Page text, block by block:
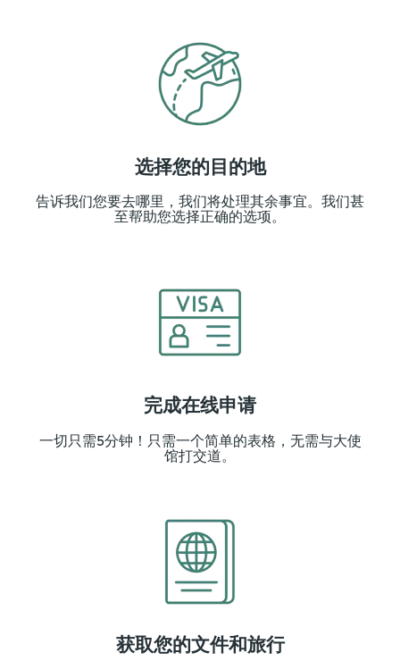
选择您的目的地
告诉我们您要去哪里，我们将处理其余事宜。我们甚
至帮助您选择正确的选项。
完成在线申请
一切只需5分钟！只需一个简单的表格，无需与大使
馆打交道。
获取您的文件和旅行